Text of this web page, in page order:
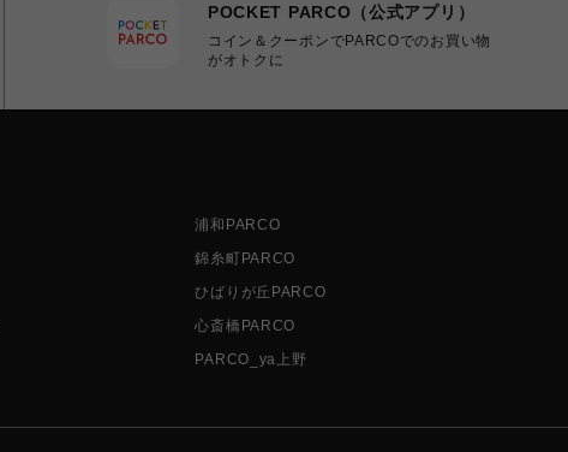
POCKET PARCO（公式アプリ）
コイン＆クーポンでPARCOでのお買い物
がオトクに
浦和PARCO
錦糸町PARCO
ひばりが丘PARCO
心斎橋PARCO
PARCO_ya上野